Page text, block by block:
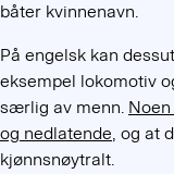
båter kvinnenavn.
På engelsk kan
eksempel lokomotiv
særlig av menn.
og nedlatende, og at
kjønnsnøytralt.